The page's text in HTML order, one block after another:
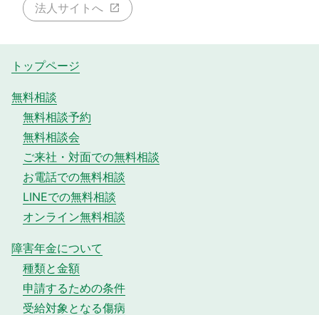
法人サイトへ
トップページ
無料相談
無料相談予約
無料相談会
ご来社・対面での無料相談
お電話での無料相談
LINEでの無料相談
オンライン無料相談
障害年金について
種類と金額
申請するための条件
受給対象となる傷病